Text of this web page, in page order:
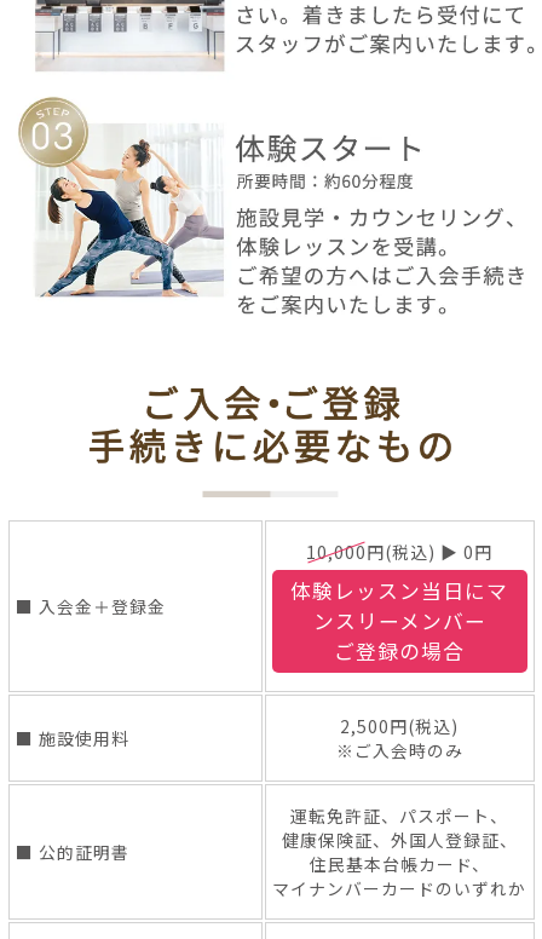
■ 入会金＋登録金
10,000円(税込) ▶ 0円
体験レッスン当日にマ
ンスリーメンバー
ご登録の場合
■ 施設使用料 2,500円(税込)
※ご入会時のみ
■ 公的証明書
運転免許証、パスポート、
健康保険証、外国人登録証、
住民基本台帳カード、
マイナンバーカードのいずれか